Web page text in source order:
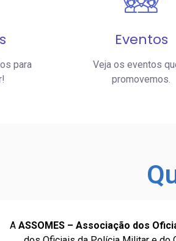
para
Eventos
Veja os eventos
promovemos.
A ASSOMES – Associação dos